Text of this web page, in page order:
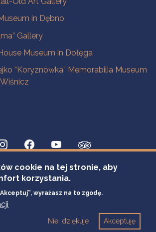
in Dębno
Gallery
Museum in Dołęga
“Koryznówka” Memorabilia Museum
cookie na tej stronie, aby
korzystania.
wyrażasz na to zgodę.
Akceptuję
Nie, dziękuje